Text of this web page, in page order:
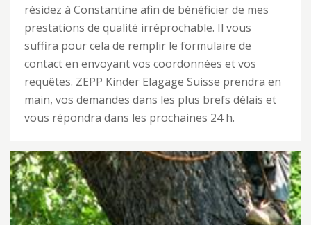
résidez à Constantine afin de bénéficier de mes
prestations de qualité irréprochable. Il vous
suffira pour cela de remplir le formulaire de
contact en envoyant vos coordonnées et vos
requêtes. ZEPP Kinder Elagage Suisse prendra en
main, vos demandes dans les plus brefs délais et
vous répondra dans les prochaines 24 h.